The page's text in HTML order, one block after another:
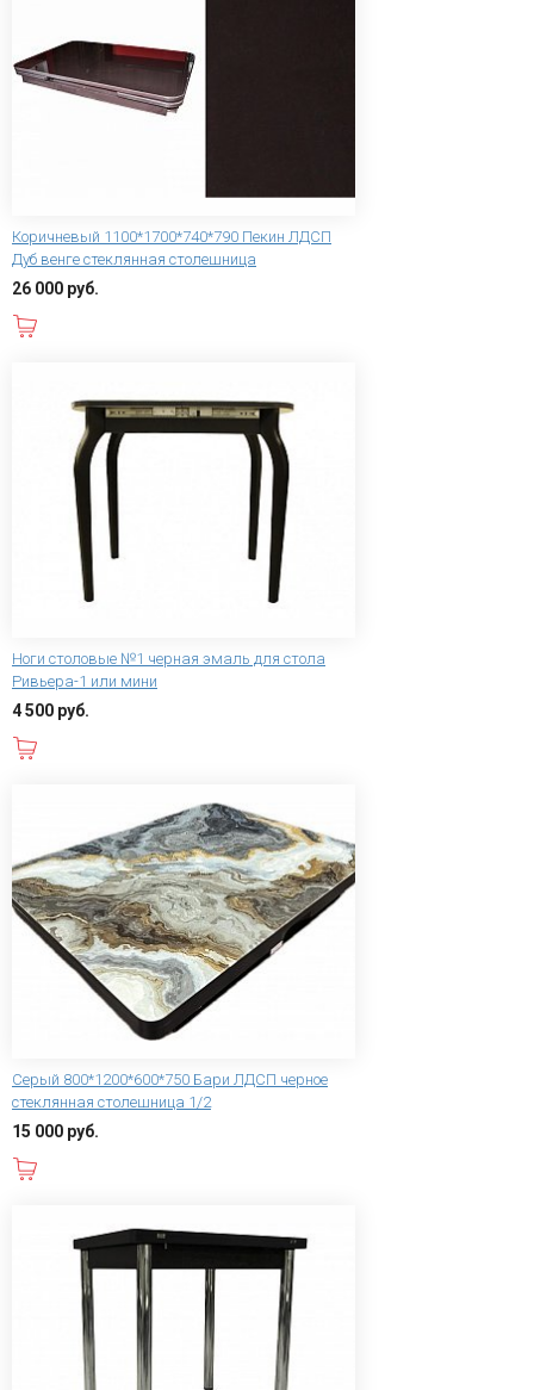
Коричневый 1100*1700*740*790 Пекин ЛДСП
Дуб венге стеклянная столешница
26 000 руб.
Ноги столовые №1 черная эмаль для стола
Ривьера-1 или мини
4 500 руб.
Серый 800*1200*600*750 Бари ЛДСП черное
стеклянная столешница 1/2
15 000 руб.